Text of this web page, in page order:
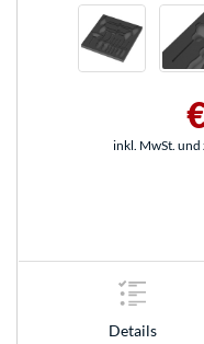
inkl. MwSt. und
Details